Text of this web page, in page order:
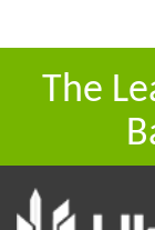
The